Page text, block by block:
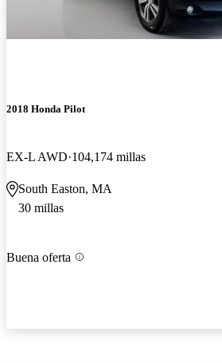
2018 Honda Pilot
EX-L AWD 104,174 millas
South Easton, MA
30 millas
Buena oferta